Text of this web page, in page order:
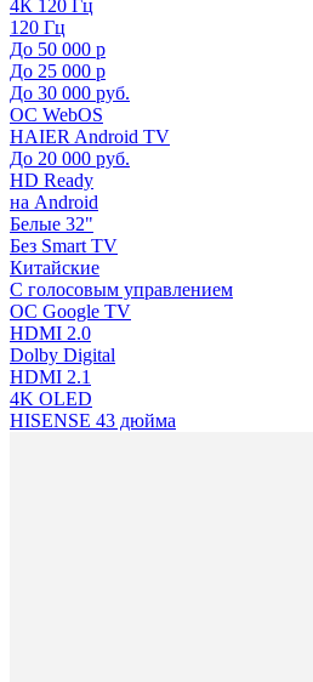
4К 120 Гц
120 Гц
До 50 000 р
До 25 000 р
До 30 000 руб.
ОС WebOS
HAIER Android TV
До 20 000 руб.
HD Ready
на Android
Белые 32"
Без Smart TV
Китайские
С голосовым управлением
ОС Google TV
HDMI 2.0
Dolby Digital
HDMI 2.1
4K OLED
HISENSE 43 дюйма